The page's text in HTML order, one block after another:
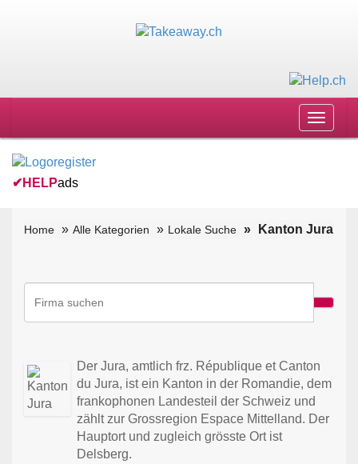
Toggle
✔ HELPads
Home Alle Kategorien Lokale Suche Kanton Jura
Der Jura, amtlich frz. République et Canton
du Jura, ist ein Kanton in der Romandie, dem
frankophonen Landesteil der Schweiz und
zählt zur Grossregion Espace Mittelland. Der
Hauptort und zugleich grösste Ort ist
Delsberg.